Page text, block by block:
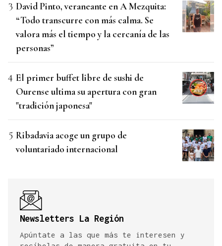
David Pinto, veraneante en A Mezquita:
“Todo transcurre con más calma. Se
valora más el tiempo y la cercanía de las
personas”
El primer buffet libre de sushi de
Ourense ultima su apertura con gran
"tradición japonesa"
Ribadavia acoge un grupo de
voluntariado internacional
Newsletters La Región
Apúntate a las que más te interesen y